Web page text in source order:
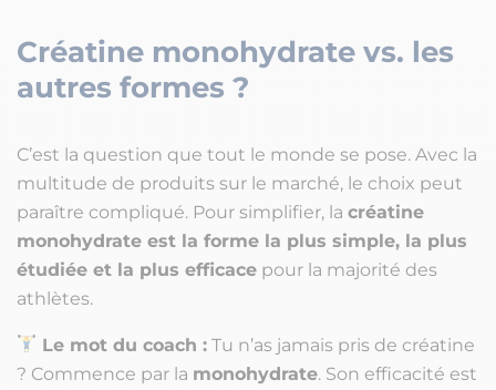
Créatine monohydrate vs. les
autres formes ?
C’est la question que tout le monde se pose. Avec la
multitude de produits sur le marché, le choix peut
paraître compliqué. Pour simplifier, la créatine
monohydrate est la forme la plus simple, la plus
étudiée et la plus efficace pour la majorité des
athlètes.
Le mot du coach : Tu n’as jamais pris de créatine
? Commence par la monohydrate. Son efficacité est